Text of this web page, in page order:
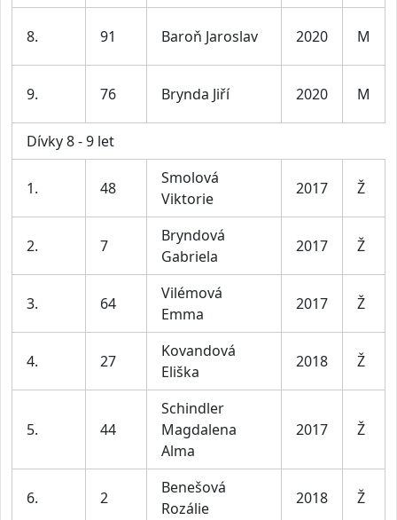
8. 91 Baroň Jaroslav 2020 M
9. 76 Brynda Jiří 2020 M
Dívky 8 - 9 let
1. 48
Smolová
Viktorie
2017 Ž
2. 7
Bryndová
Gabriela
2017 Ž
3. 64
Vilémová
Emma
2017 Ž
4. 27
Kovandová
Eliška
2018 Ž
5. 44
Schindler
Magdalena
Alma
2017 Ž
6. 2
Benešová
Rozálie
2018 Ž